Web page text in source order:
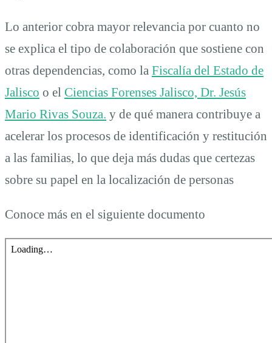
Lo anterior cobra mayor relevancia por cuanto no
se explica el tipo de colaboración que sostiene con
otras dependencias, como la Fiscalía del Estado de
Jalisco o el Ciencias Forenses Jalisco, Dr. Jesús
Mario Rivas Souza. y de qué manera contribuye a
acelerar los procesos de identificación y restitución
a las familias, lo que deja más dudas que certezas
sobre su papel en la localización de personas
Conoce más en el siguiente documento